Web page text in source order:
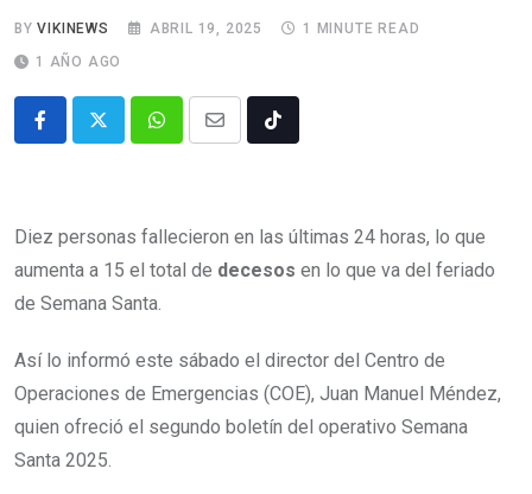
BYVIKINEWS ABRIL 19, 2025
1 MINUTE READ
1 AÑO AGO
Diez personas fallecieron en las últimas 24 horas, lo que
aumenta a 15 el total de decesos en lo que va del feriado
de Semana Santa.
Así lo informó este sábado el director del Centro de
Operaciones de Emergencias (COE), Juan Manuel Méndez,
quien ofreció el segundo boletín del operativo Semana
Santa 2025.